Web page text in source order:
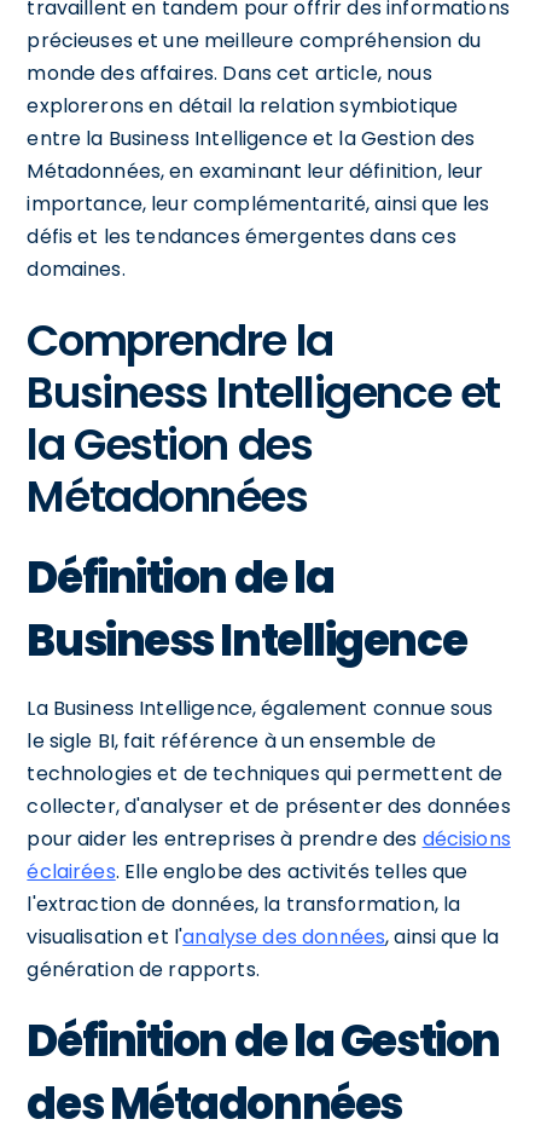
travaillent en tandem pour offrir des informations
précieuses et une meilleure compréhension du
monde des affaires. Dans cet article, nous
explorerons en détail la relation symbiotique
entre la Business Intelligence et la Gestion des
Métadonnées, en examinant leur définition, leur
importance, leur complémentarité, ainsi que les
défis et les tendances émergentes dans ces
domaines.
Comprendre la
Business Intelligence et
la Gestion des
Métadonnées
Définition de la
Business Intelligence
La Business Intelligence, également connue sous
le sigle BI, fait référence à un ensemble de
technologies et de techniques qui permettent de
collecter, d'analyser et de présenter des données
pour aider les entreprises à prendre des décisions
éclairées. Elle englobe des activités telles que
l'extraction de données, la transformation, la
visualisation et l'analyse des données, ainsi que la
génération de rapports.
Définition de la Gestion
des Métadonnées